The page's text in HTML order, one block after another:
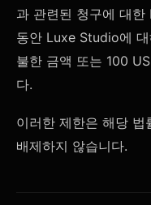
과 관련된 청구에 대
동안 Luxe Studio에
불한 금액 또는 100
다.
이러한 제한은 해당
배제하지 않습니다.